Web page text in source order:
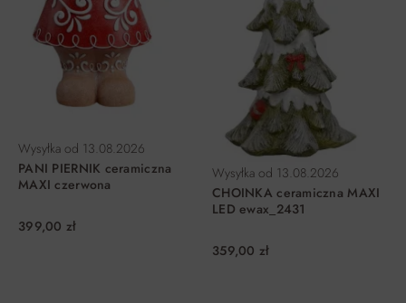
Wysyłka od 13.08.2026
PANI PIERNIK ceramiczna
MAXI czerwona
399,00 zł
Wysyłka od 13.08.2026
CHOINKA ceramiczna MAXI
LED ewax_2431
359,00 zł